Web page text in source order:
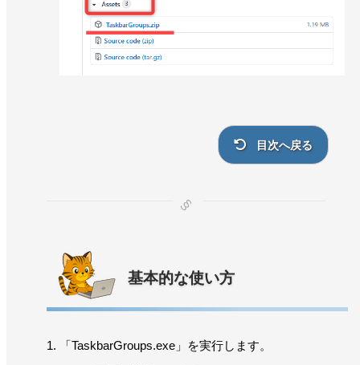
目次へ戻る
基本的な使い方
「TaskbarGroups.exe」を実行します。